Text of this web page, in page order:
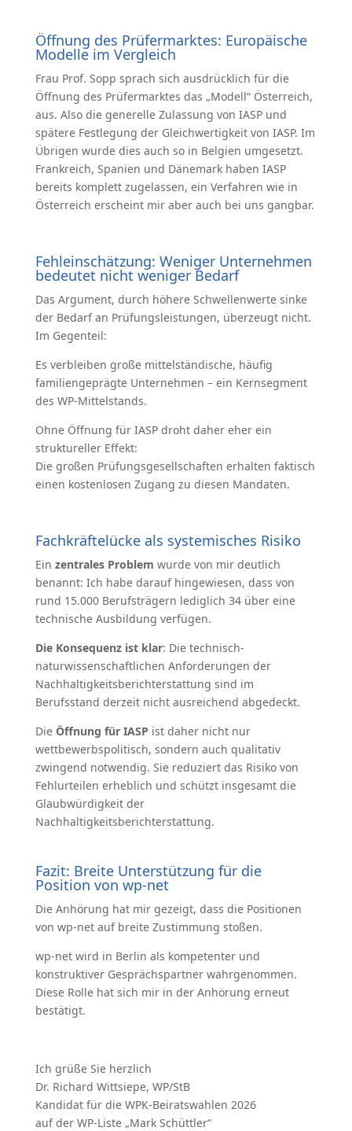
Öffnung des Prüfermarktes: Europäische
Modelle im Vergleich
Frau Prof. Sopp sprach sich ausdrücklich für die
Öffnung des Prüfermarktes das „Modell“ Österreich,
aus. Also die generelle Zulassung von IASP und
spätere Festlegung der Gleichwertigkeit von IASP. Im
Übrigen wurde dies auch so in Belgien umgesetzt.
Frankreich, Spanien und Dänemark haben IASP
bereits komplett zugelassen, ein Verfahren wie in
Österreich erscheint mir aber auch bei uns gangbar.
Fehleinschätzung: Weniger Unternehmen
bedeutet nicht weniger Bedarf
Das Argument, durch höhere Schwellenwerte sinke
der Bedarf an Prüfungsleistungen, überzeugt nicht.
Im Gegenteil:
Es verbleiben große mittelständische, häufig
familiengeprägte Unternehmen – ein Kernsegment
des WP-Mittelstands.
Ohne Öffnung für IASP droht daher eher ein
struktureller Effekt:
Die großen Prüfungsgesellschaften erhalten faktisch
einen kostenlosen Zugang zu diesen Mandaten.
Fachkräftelücke als systemisches Risiko
Ein zentrales Problem wurde von mir deutlich
benannt: Ich habe darauf hingewiesen, dass von
rund 15.000 Berufsträgern lediglich 34 über eine
technische Ausbildung verfügen.
Die Konsequenz ist klar: Die technisch-
naturwissenschaftlichen Anforderungen der
Nachhaltigkeitsberichterstattung sind im
Berufsstand derzeit nicht ausreichend abgedeckt.
Die Öffnung für IASP ist daher nicht nur
wettbewerbspolitisch, sondern auch qualitativ
zwingend notwendig. Sie reduziert das Risiko von
Fehlurteilen erheblich und schützt insgesamt die
Glaubwürdigkeit der
Nachhaltigkeitsberichterstattung.
Fazit: Breite Unterstützung für die
Position von wp-net
Die Anhörung hat mir gezeigt, dass die Positionen
von wp-net auf breite Zustimmung stoßen.
wp-net wird in Berlin als kompetenter und
konstruktiver Gesprächspartner wahrgenommen.
Diese Rolle hat sich mir in der Anhörung erneut
bestätigt.
Ich grüße Sie herzlich
Dr. Richard Wittsiepe, WP/StB
Kandidat für die WPK-Beiratswahlen 2026
auf der WP-Liste „Mark Schüttler“